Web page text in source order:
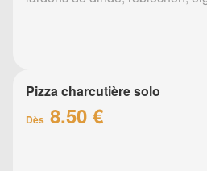
Pizza charcutière solo
Dès 8.50 €